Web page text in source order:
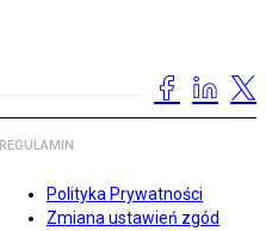
REGULAMIN
Polityka Prywatności
Zmiana ustawień zgód